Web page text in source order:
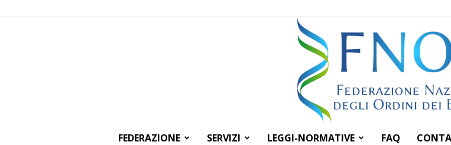
FEDERAZIONE SERVIZI LEGGI-NORMATIVE FAQ